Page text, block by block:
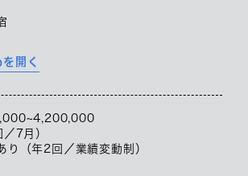
開く
7月）
り（年2回／業績変動制）